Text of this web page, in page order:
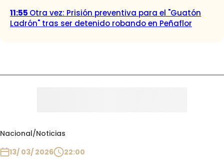
11:55 Otra vez: Prisión preventiva para el "Guatón
Ladrón" tras ser detenido robando en Peñaflor
Nacional/Noticias
13/ 03/ 2026
22:00